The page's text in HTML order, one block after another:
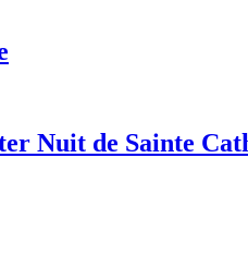
Nuit de Sainte